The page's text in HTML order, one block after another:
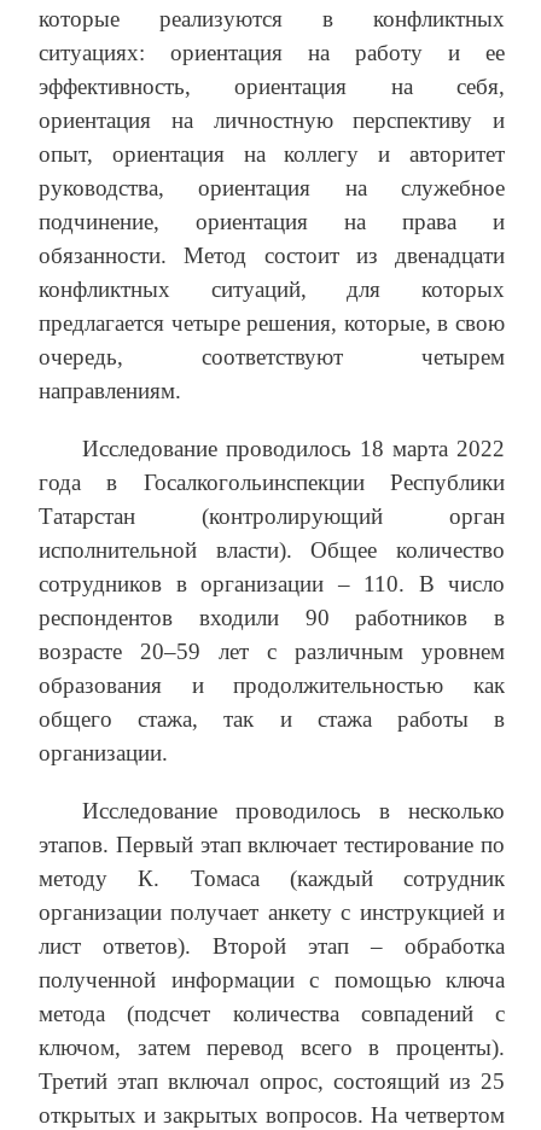
которые реализуются в конфликтных
ситуациях: ориентация на работу и ее
эффективность, ориентация на себя,
ориентация на личностную перспективу и
опыт, ориентация на коллегу и авторитет
руководства, ориентация на служебное
подчинение, ориентация на права и
обязанности. Метод состоит из двенадцати
конфликтных ситуаций, для которых
предлагается четыре решения, которые, в свою
очередь, соответствуют четырем
направлениям.
Исследование проводилось 18 марта 2022
года в Госалкогольинспекции Республики
Татарстан (контролирующий орган
исполнительной власти). Общее количество
сотрудников в организации – 110. В число
респондентов входили 90 работников в
возрасте 20–59 лет с различным уровнем
образования и продолжительностью как
общего стажа, так и стажа работы в
организации.
Исследование проводилось в несколько
этапов. Первый этап включает тестирование по
методу К. Томаса (каждый сотрудник
организации получает анкету с инструкцией и
лист ответов). Второй этап – обработка
полученной информации с помощью ключа
метода (подсчет количества совпадений с
ключом, затем перевод всего в проценты).
Третий этап включал опрос, состоящий из 25
открытых и закрытых вопросов. На четвертом